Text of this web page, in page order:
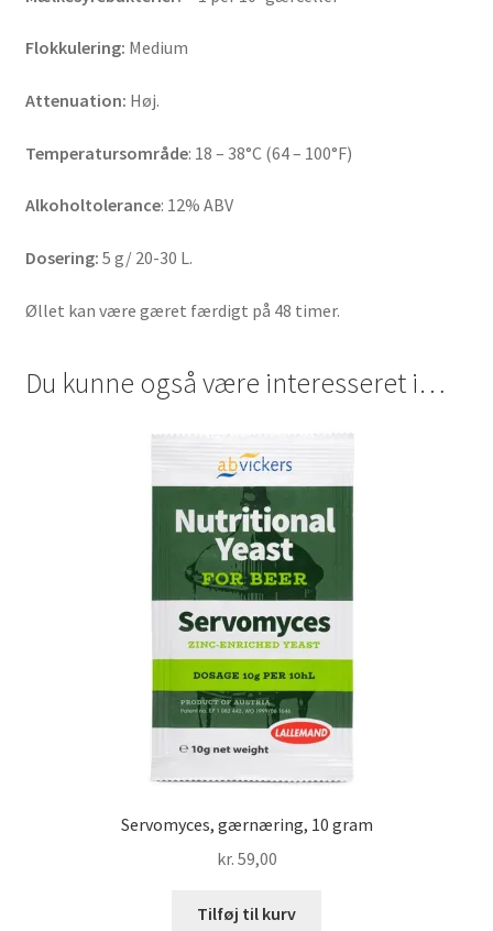
Flokkulering: Medium
Attenuation: Høj.
Temperatursområde: 18 – 38°C (64 – 100°F)
Alkoholtolerance: 12% ABV
Dosering: 5 g/ 20-30 L.
Øllet kan være gæret færdigt på 48 timer.
Du kunne også være interesseret i…
Servomyces, gærnæring, 10 gram
kr. 59,00
Tilføj til kurv